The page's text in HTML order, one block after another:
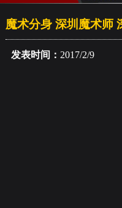
发表时间： 2017/2/9